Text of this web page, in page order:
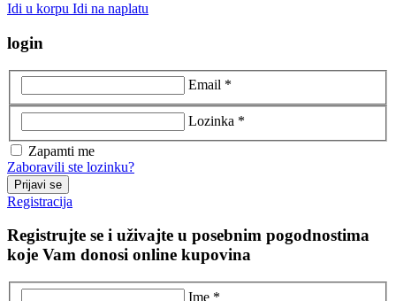
Idi u korpu Idi na naplatu
login
Email *
Lozinka *
Zapamti me
Zaboravili ste lozinku?
Prijavi se
Registracija
Registrujte se i uživajte u posebnim pogodnostima
koje Vam donosi online kupovina
Ime *